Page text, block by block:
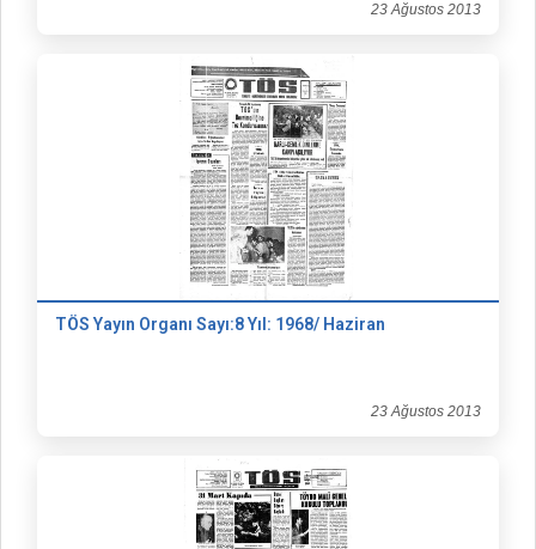
23 Ağustos 2013
TÖS Yayın Organı Sayı:8 Yıl: 1968/ Haziran
23 Ağustos 2013